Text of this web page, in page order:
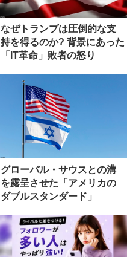
なぜトランプは圧倒的な支
持を得るのか? 背景にあった
「IT革命」敗者の怒り
グローバル・サウスとの溝
を露呈させた「アメリカの
ダブルスタンダード」